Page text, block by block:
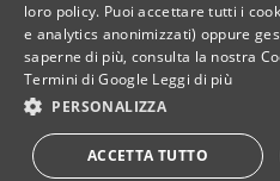
Contatti
C. Fiscale: 80071270153
Dona il tuo 5 per mille!
loro policy. Puoi accettare tutti i
e analytics anonimizzati) oppure
saperne di più, consulta la nostra
Termini di Google Leggi di più
PERSONALIZZA
ACCETTA TUTTO